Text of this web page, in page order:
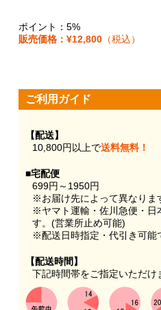
ポイント：5%
販売価格：¥12,800 （税込）
ご利用ガイド
【配送】
10,800円以上で送料無料！
■宅配便
699円～1950円
※お届け先によって異なりま
※ヤマト運輸・佐川急便・日
す。(営業所止め可能)
※配送日時指定・代引き可能
【配送時間】
下記時間帯をご指定いただけ